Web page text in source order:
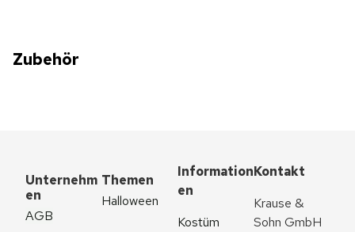
Zubehör
Unternehm
en
AGB
Themen
Halloween
Information
en
Kostüm
Kontakt
Krause &
Sohn GmbH